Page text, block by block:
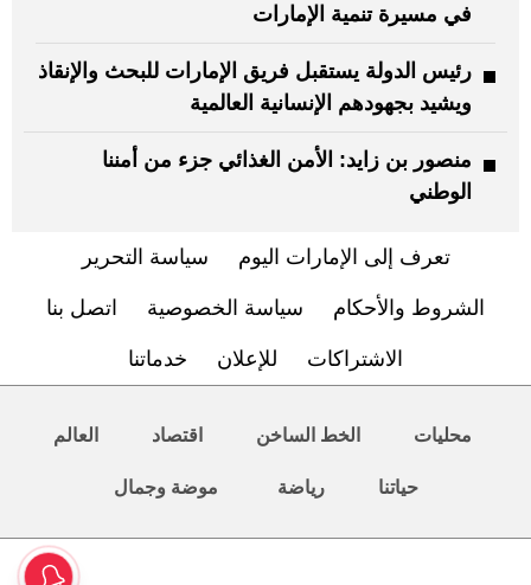
في مسيرة تنمية الإمارات
رئيس الدولة يستقبل فريق الإمارات للبحث والإنقاذ
ويشيد بجهودهم الإنسانية العالمية
منصور بن زايد: الأمن الغذائي جزء من أمننا
الوطني
تعرف إلى الإمارات اليوم سياسة التحرير
الشروط والأحكام سياسة الخصوصية اتصل بنا
الاشتراكات للإعلان خدماتنا
محليات الخط الساخن اقتصاد العالم
حياتنا رياضة موضة وجمال